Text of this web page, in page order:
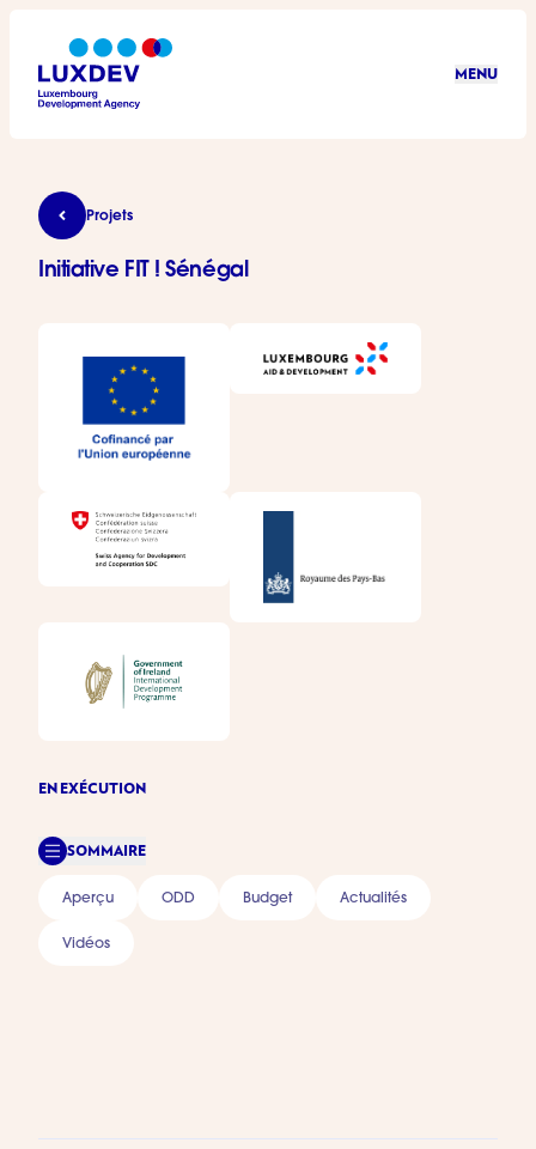
MENU
Initiative FIT ! Sénégal
Projets
Initiative FIT ! Sénégal
EN EXÉCUTION
SOMMAIRE
Aperçu ODD Budget Actualités
Vidéos